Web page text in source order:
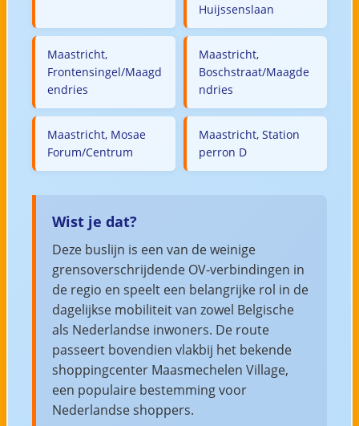
Huijssenslaan
Maastricht,
Frontensingel/Maagd
endries
Maastricht,
Boschstraat/Maagde
ndries
Maastricht, Mosae
Forum/Centrum
Maastricht, Station
perron D
Wist je dat?
Deze buslijn is een van de weinige
grensoverschrijdende OV-verbindingen in
de regio en speelt een belangrijke rol in de
dagelijkse mobiliteit van zowel Belgische
als Nederlandse inwoners. De route
passeert bovendien vlakbij het bekende
shoppingcenter Maasmechelen Village,
een populaire bestemming voor
Nederlandse shoppers.